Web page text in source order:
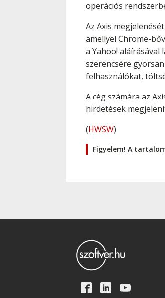
operációs
Az Axis
amellyel Chrome-
a Yahoo! aláírásával
szerencsére
felhasználókat,
A cég számára az
hirdetések
(HWSW)
Figyelem! A